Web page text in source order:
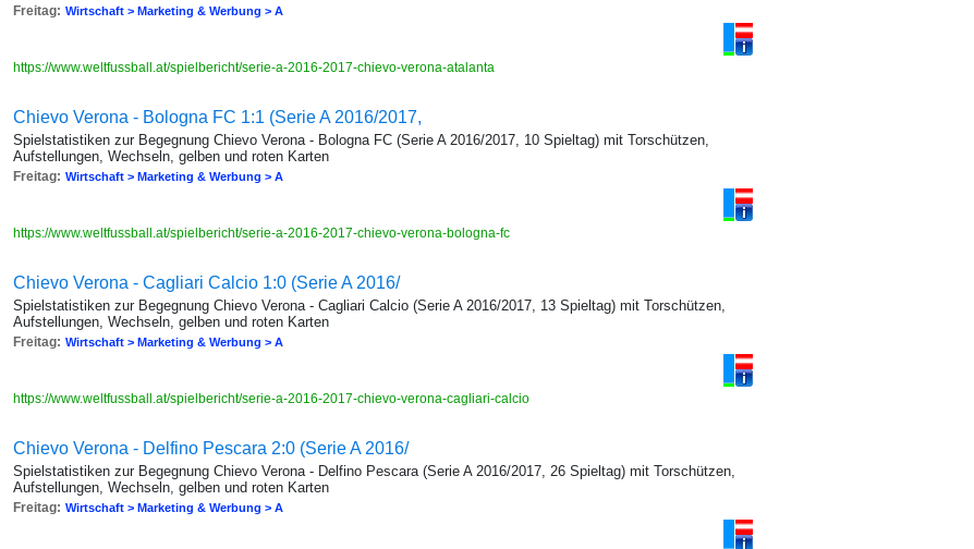
Freitag: Wirtschaft > Marketing & Werbung > A
https://www.weltfussball.at/spielbericht/serie-a-2016-2017-chievo-verona-atalanta
Chievo Verona - Bologna FC 1:1 (Serie A 2016/2017,
Spielstatistiken zur Begegnung Chievo Verona - Bologna FC (Serie A 2016/2017, 10 Spieltag) mit Torschützen,
Aufstellungen, Wechseln, gelben und roten Karten
Freitag: Wirtschaft > Marketing & Werbung > A
https://www.weltfussball.at/spielbericht/serie-a-2016-2017-chievo-verona-bologna-fc
Chievo Verona - Cagliari Calcio 1:0 (Serie A 2016/
Spielstatistiken zur Begegnung Chievo Verona - Cagliari Calcio (Serie A 2016/2017, 13 Spieltag) mit Torschützen,
Aufstellungen, Wechseln, gelben und roten Karten
Freitag: Wirtschaft > Marketing & Werbung > A
https://www.weltfussball.at/spielbericht/serie-a-2016-2017-chievo-verona-cagliari-calcio
Chievo Verona - Delfino Pescara 2:0 (Serie A 2016/
Spielstatistiken zur Begegnung Chievo Verona - Delfino Pescara (Serie A 2016/2017, 26 Spieltag) mit Torschützen,
Aufstellungen, Wechseln, gelben und roten Karten
Freitag: Wirtschaft > Marketing & Werbung > A